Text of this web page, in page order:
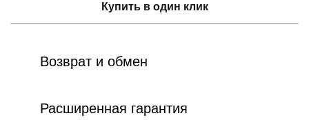
Купить в один клик
Возврат и обмен
Расширенная гарантия